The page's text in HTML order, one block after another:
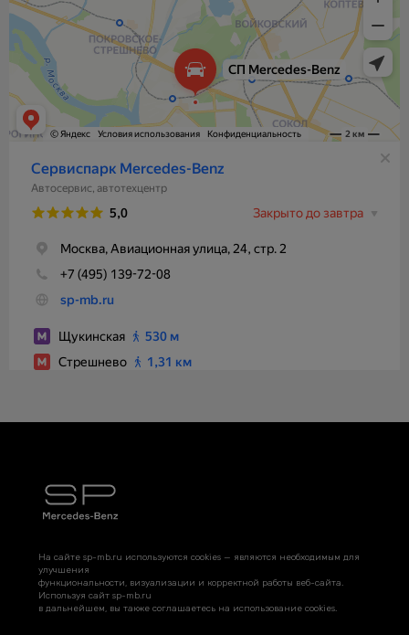
На сайте sp-mb.ru используются cookies — являются необходимым для
улучшения
функциональности, визуализации и корректной работы веб-сайта.
Используя сайт sp-mb.ru
в дальнейшем, вы также соглашаетесь на использование cookies.